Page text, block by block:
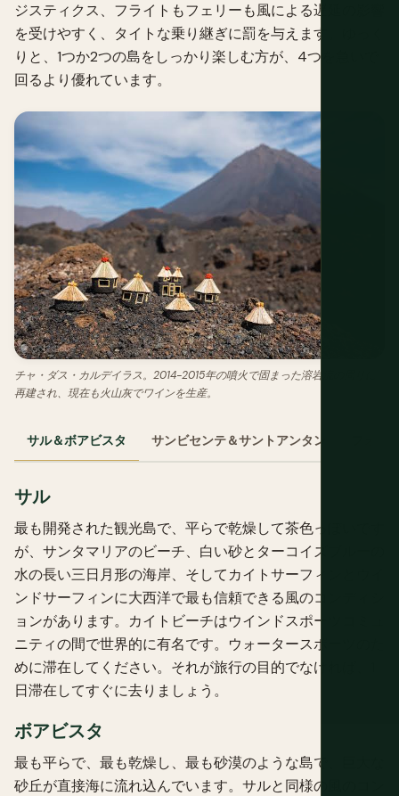
ジスティクス、フライトもフェリーも風による遅延の影響
を受けやすく、タイトな乗り継ぎに罰を与えます。ゆっく
りと、1つか2つの島をしっかり楽しむ方が、4つを急いで
回るより優れています。
チャ・ダス・カルデイラス。2014-2015年の噴火で固まった溶岩流の周りに
再建され、現在も火山灰でワインを生産。
サル＆ボアビスタ サンビセンテ＆サントアンタン
サル
最も開発された観光島で、平らで乾燥して茶色っぽいです
が、サンタマリアのビーチ、白い砂とターコイズブルーの
水の長い三日月形の海岸、そしてカイトサーフィンとウイ
ンドサーフィンに大西洋で最も信頼できる風のコンディシ
ョンがあります。カイトビーチはウインドスポーツコミュ
ニティの間で世界的に有名です。ウォータースポーツのた
めに滞在してください。それが旅行の目的でなければ、1
日滞在してすぐに去りましょう。
ボアビスタ
最も平らで、最も乾燥し、最も砂漠のような島で、巨大な
砂丘が直接海に流れ込んでいます。サルと同様の風のコン